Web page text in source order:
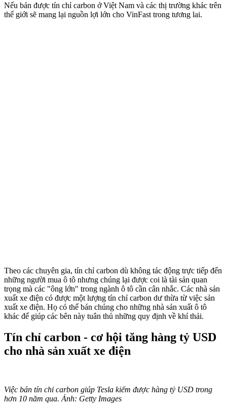
Nếu bán được tín chỉ carbon ở Việt Nam và các thị trường khác trên
thế giới sẽ mang lại nguồn lợi lớn cho VinFast trong tương lai.
Theo các chuyên gia, tín chỉ carbon dù không tác động trực tiếp đến
những người mua ô tô nhưng chúng lại được coi là tài sản quan
trọng mà các "ông lớn" trong ngành ô tô cần cân nhắc. Các nhà sản
xuất xe điện có được một lượng tín chỉ carbon dư thừa từ việc sản
xuất xe điện. Họ có thể bán chúng cho những nhà sản xuất ô tô
khác để giúp các bên này tuân thủ những quy định về khí thải.
Tín chỉ carbon - cơ hội tăng hàng tỷ USD
cho nhà sản xuất xe điện
Việc bán tín chỉ carbon giúp Tesla kiếm được hàng tỷ USD trong
hơn 10 năm qua. Ảnh: Getty Images